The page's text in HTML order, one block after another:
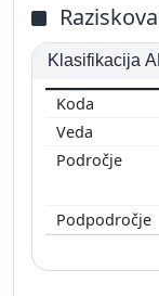
Klasifikacija